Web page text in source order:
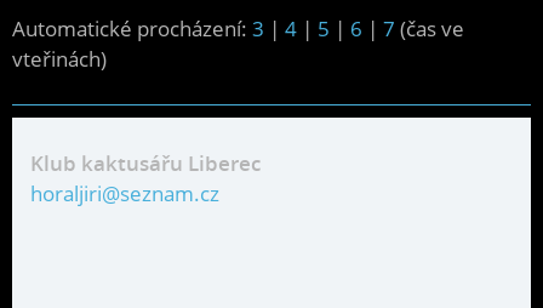
Automatické procházení: 3 | 4 | 5 | 6 | 7 (čas ve
vteřinách)
Klub kaktusářu Liberec
horaljiri@seznam.cz